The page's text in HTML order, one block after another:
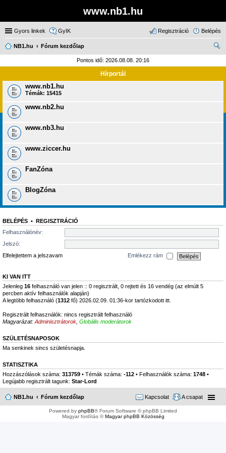
www.nb1.hu
Gyors linkek GyIK Belépés
Regisztráció
NB1.hu
Fórum kezdőlap
s
Pontos idő: 2026.08.08. 20:16
Hírportál
www.nb1.hu
Témák: 15415
www.nb2.hu
www.nb3.hu
www.ziccer.hu
FanZóna
BlogZóna
BELÉPÉS • REGISZTRÁCIÓ
Felhasználónév:
Jelszó:
Elfelejtettem a jelszavam
Emlékezz rám
KI VAN ITT
Jelenleg 16 felhasználó van jelen :: 0 regisztrált, 0 rejtett és 16 vendég (az elmúlt 5
percben aktív felhasználók alapján)
A legtöbb felhasználó (1312 fő) 2026.02.09. 01:36-kor tartózkodott itt.
Regisztrált felhasználók: nincs regisztrált felhasználó
Magyarázat: Adminisztrátorok Globális moderátorok
SZÜLETÉSNAPOSOK
Ma senkinek sincs születésnapja.
STATISZTIKA
Hozzászólások száma: 313759 • Témák száma: -112 • Felhasználók száma: 1748 •
Legújabb regisztrált tagunk: Star-Lord
NB1.hu Fórum kezdőlap A csapat
Kapcsolat
Powered by phpBB® Forum Software © phpBB Limited
Magyar fordítás ©Magyar phpBB Közösség